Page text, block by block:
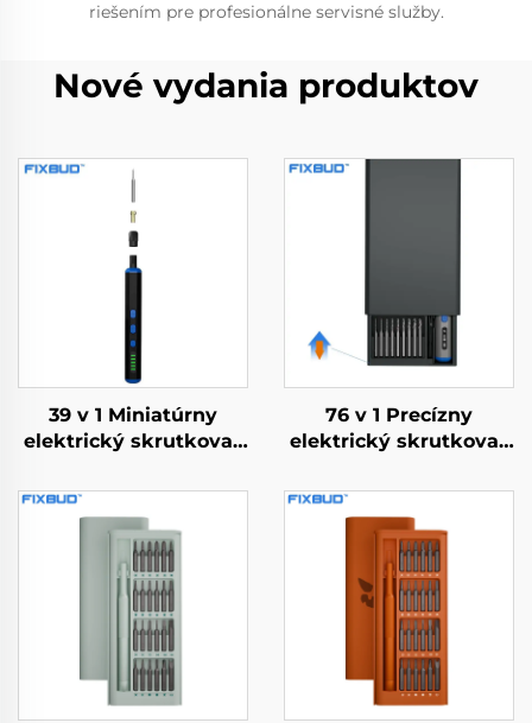
riešením pre profesionálne servisné služby.
Nové vydania produktov
39 v 1 Miniatúrny
elektrický skrutkovač
76 v 1 Precízny
elektrický skrutkovač
momentom